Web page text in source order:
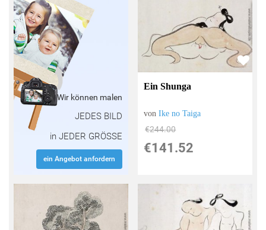
Wir können malen
JEDES BILD
in JEDER GRÖSSE
ein Angebot anfordern
Ein Shunga
vonIke no Taiga
€244.00
€141.52